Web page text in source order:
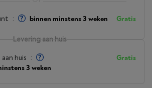
Levering aan huis
huis :
3 weken
Gratis
: binnen minstens 3 weken Gratis